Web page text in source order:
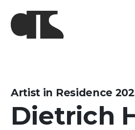
Artist in Residence
Dietrich